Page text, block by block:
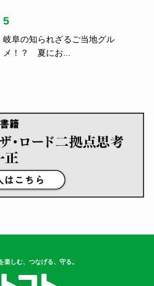
5
岐阜の知られざるご当地グル
メ！？ 夏にお...
楽しむ、つなげる、守る。